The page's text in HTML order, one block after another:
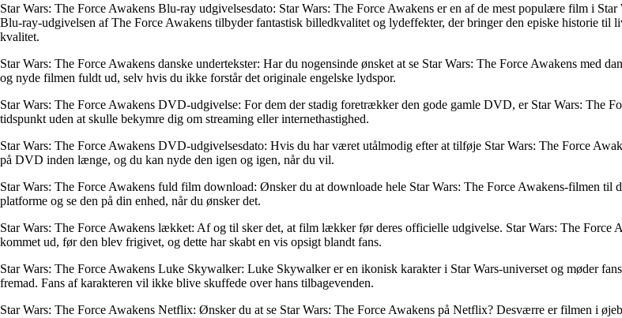
Star Wars: The Force Awakens Blu-ray udgivelsesdato: Star Wars: The Force Awakens er en af ​​de mest populære film i
Blu-ray-udgivelsen af ​​The Force Awakens tilbyder fantastisk billedkvalitet og lydeffekter, der bringer den episke historie til
kvalitet.
Star Wars: The Force Awakens danske undertekster: Har du nogensinde ønsket at se Star Wars: The Force Awakens med
og nyde filmen fuldt ud, selv hvis du ikke forstår det originale engelske lydspor.
Star Wars: The Force Awakens DVD-udgivelse: For dem der stadig foretrækker den gode gamle DVD, er Star Wars: The
tidspunkt uden at skulle bekymre dig om streaming eller internethastighed.
Star Wars: The Force Awakens DVD-udgivelsesdato: Hvis du har været utålmodig efter at tilføje Star Wars: The Force
på DVD inden længe, og du kan nyde den igen og igen, når du vil.
Star Wars: The Force Awakens fuld film download: Ønsker du at downloade hele Star Wars: The Force Awakens-filmen
platforme og se den på din enhed, når du ønsker det.
Star Wars: The Force Awakens lækket: Af og til sker det, at film lækker før deres officielle udgivelse. Star Wars: The Force
kommet ud, før den blev frigivet, og dette har skabt en vis opsigt blandt fans.
Star Wars: The Force Awakens Luke Skywalker: Luke Skywalker er en ikonisk karakter i Star Wars-universet og møder
fremad. Fans af karakteren vil ikke blive skuffede over hans tilbagevenden.
Star Wars: The Force Awakens Netflix: Ønsker du at se Star Wars: The Force Awakens på Netflix? Desværre er filmen i